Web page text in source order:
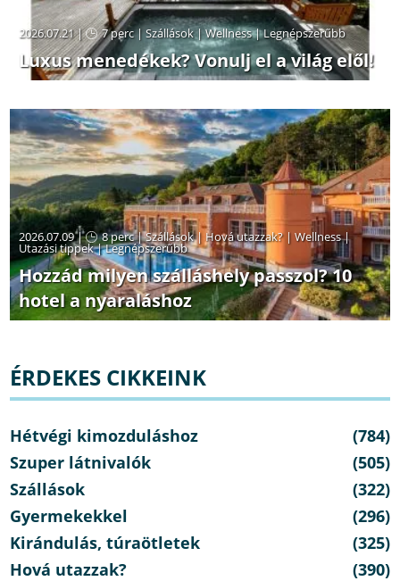
2026.07.21 | 7 perc|Szállások|Wellness|Legnépszerűbb
Luxus menedékek? Vonulj el a világ elől!
2026.07.09 | 8 perc|Szállások| Hová utazzak? |Wellness|
Utazási tippek|Legnépszerűbb
Hozzád milyen szálláshely passzol? 10
hotel a nyaraláshoz
ÉRDEKES CIKKEINK
Hétvégi kimozduláshoz
(784)
Szuper látnivalók
(505)
Szállások
(322)
Gyermekekkel
(296)
Kirándulás, túraötletek
(325)
Hová utazzak?
(390)